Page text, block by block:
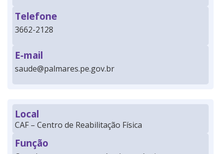
Telefone
3662-2128
E-mail
saude@palmares.pe.gov.br
Local
CAF – Centro de Reabilitação Física
Função